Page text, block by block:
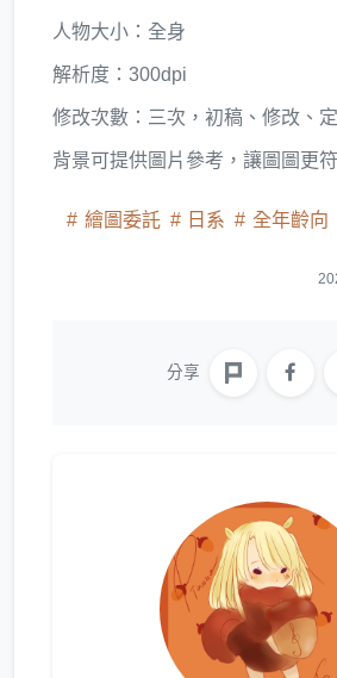
人物大小：全身
解析度：300dpi
修改次數：三次，初稿、修改、
背景可提供圖片參考，讓圖圖更
繪圖委託 日系 全年齡向
分享